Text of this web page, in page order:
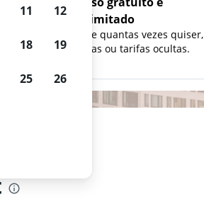
e
ilimitado
Pesquise quantas vezes quiser,
sem taxas ou tarifas ocultas.
11 12
18 19
25 26